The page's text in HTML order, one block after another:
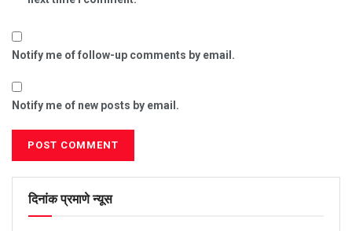
Notify me of follow-up comments by email.
Notify me of new posts by email.
दिनांक प्रमाणे न्यूस